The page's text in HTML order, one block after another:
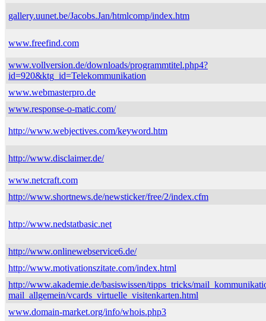
gallery.uunet.be/Jacobs.Jan/htmlcomp/index.htm
www.freefind.com
www.vollversion.de/downloads/programmtitel.php4?
id=920&ktg_id=Telekommunikation
www.webmasterpro.de
www.response-o-matic.com/
http://www.webjectives.com/keyword.htm
http://www.disclaimer.de/
www.netcraft.com
http://www.shortnews.de/newsticker/free/2/index.cfm
http://www.nedstatbasic.net
http://www.onlinewebservice6.de/
http://www.motivationszitate.com/index.html
http://www.akademie.de/basiswissen/tipps_tricks/
mail_allgemein/vcards_virtuelle_visitenkarten.html
www.domain-market.org/info/whois.php3